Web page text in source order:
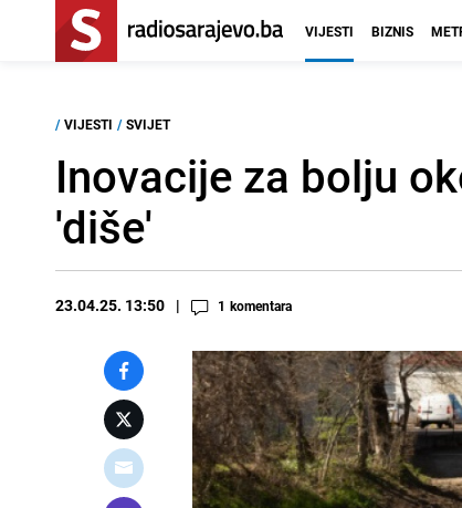
VIJESTI BIZNIS
/ VIJESTI / SVIJET
Inovacije za bolju
'diše'
23.04.25. 13:50 1 komentara